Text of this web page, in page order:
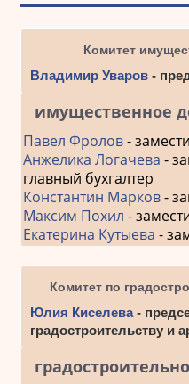
Комитет
Владимир Уваров-
имущественное
Павел Фролов-
Анжелика Логачева -
главный бухгалтер
Константин Марков-
Максим Похил -
Екатерина Кутыева -
Комитет по
Юлия Киселева-
градостроительству и